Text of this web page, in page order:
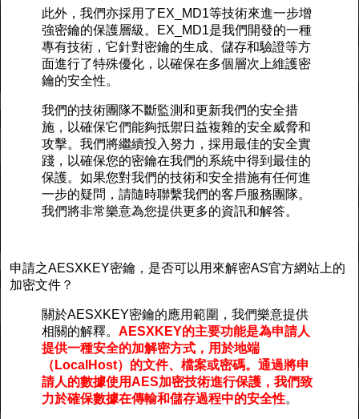
此外，我們亦採用了EX_MD1等技術來進一步增
強密鑰的保護層級。EX_MD1是我們開發的一種
專有技術，它針對密鑰的生成、儲存和驗證等方
面進行了特殊優化，以確保在多個層次上維護密
鑰的安全性。
我們的技術團隊不斷監測和更新我們的安全措
施，以確保它們能夠抵禦日益複雜的安全威脅和
攻擊。我們將繼續投入努力，採用最佳的安全實
踐，以確保您的密鑰在我們的系統中得到最佳的
保護。如果您對我們的技術和安全措施有任何進
一步的疑問，請隨時聯繫我們的客戶服務團隊。
我們將非常樂意為您提供更多的資訊和解答。
申請之AESXKEY密鑰，是否可以用來解密AS官方網站上的
加密文件？
關於AESXKEY密鑰的應用範圍，我們樂意提供
相關的解釋。 AESXKEY的主要功能是為申請人
提供一種安全的加解密方式，用於地端
（LocalHost）的文件、檔案或密碼。通過將申
請人的數據使用AES加密技術進行保護，我們致
力於確保數據在傳輸和儲存過程中的安全性。